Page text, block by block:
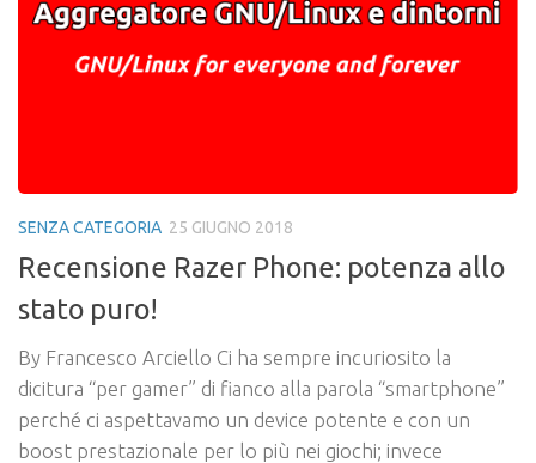
SENZA CATEGORIA 25 GIUGNO 2018
Recensione Razer Phone: potenza allo
stato puro!
By Francesco Arciello Ci ha sempre incuriosito la
dicitura “per gamer” di fianco alla parola “smartphone”
perché ci aspettavamo un device potente e con un
boost prestazionale per lo più nei giochi; invece